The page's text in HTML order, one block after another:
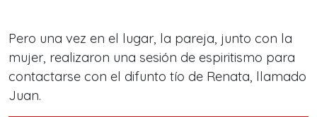
Pero una vez en el lugar, la pareja, junto con la
mujer, realizaron una sesión de espiritismo para
contactarse con el difunto tío de Renata, llamado
Juan.